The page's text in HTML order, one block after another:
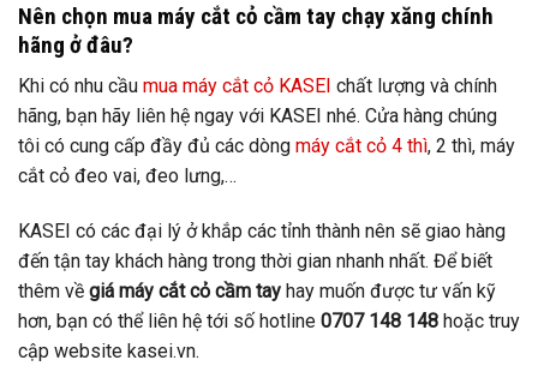
Nên chọn mua máy cắt cỏ cầm tay chạy xăng chính
hãng ở đâu?
Khi có nhu cầu mua máy cắt cỏ KASEI chất lượng và chính
hãng, bạn hãy liên hệ ngay với KASEI nhé. Cửa hàng chúng
tôi có cung cấp đầy đủ các dòng máy cắt cỏ 4 thì, 2 thì, máy
cắt cỏ đeo vai, đeo lưng,…
KASEI có các đại lý ở khắp các tỉnh thành nên sẽ giao hàng
đến tận tay khách hàng trong thời gian nhanh nhất. Để biết
thêm về giá máy cắt cỏ cầm tay hay muốn được tư vấn kỹ
hơn, bạn có thể liên hệ tới số hotline 0707 148 148 hoặc truy
cập website kasei.vn.